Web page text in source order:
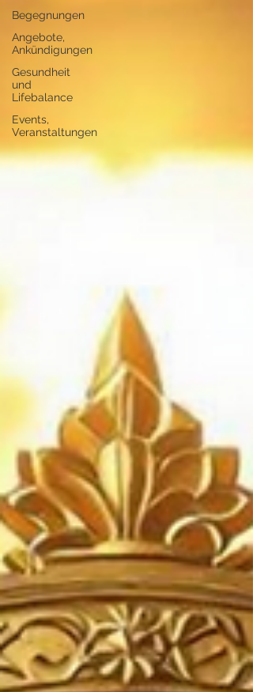
Begegnungen
Angebote,
Ankündigungen
Gesundheit
und
Lifebalance
Events,
Veranstaltungen